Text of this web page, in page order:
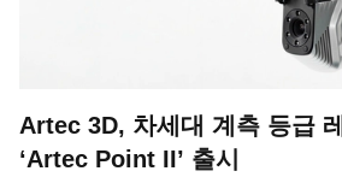
Artec 3D, 차세대 계측 등급
‘Artec Point II’ 출시